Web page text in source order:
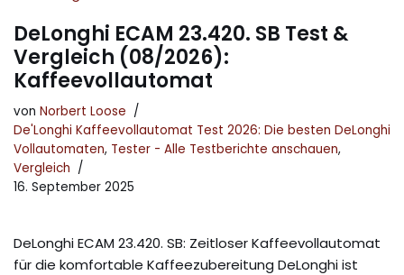
DeLonghi ECAM 23.420. SB Test &
Vergleich (08/2026):
Kaffeevollautomat
von Norbert Loose
De'Longhi Kaffeevollautomat Test 2026: Die besten DeLonghi
Vollautomaten, Tester - Alle Testberichte anschauen,
Vergleich
16. September 2025
DeLonghi ECAM 23.420. SB: Zeitloser Kaffeevollautomat
für die komfortable Kaffeezubereitung DeLonghi ist